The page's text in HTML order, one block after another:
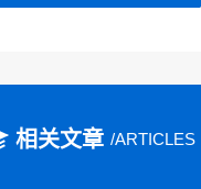
相关文章 /ARTICLES